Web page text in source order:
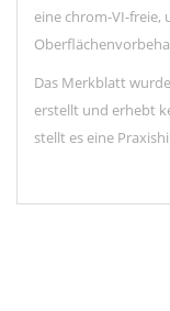
eine chrom-VI-freie,
Das Merkblatt
erstellt und erhebt
stellt es eine